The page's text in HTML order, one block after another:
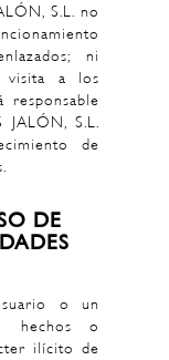
S.L. no
ni
visita a los
JALÓN, S.L.
de
DE
o un
hechos o
ilícito de